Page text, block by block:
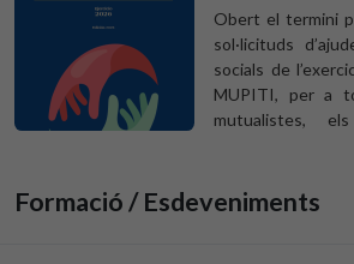
espectaculars de
Obert el termini
sol·licituds
socials de
MUPITI, per a
mutualistes,
oberta fins el 30
Formació / Esdeveniments